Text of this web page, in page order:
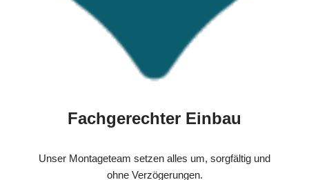
Fachgerechter Einbau
Unser Montageteam setzen alles um, sorgfältig und
ohne Verzögerungen.